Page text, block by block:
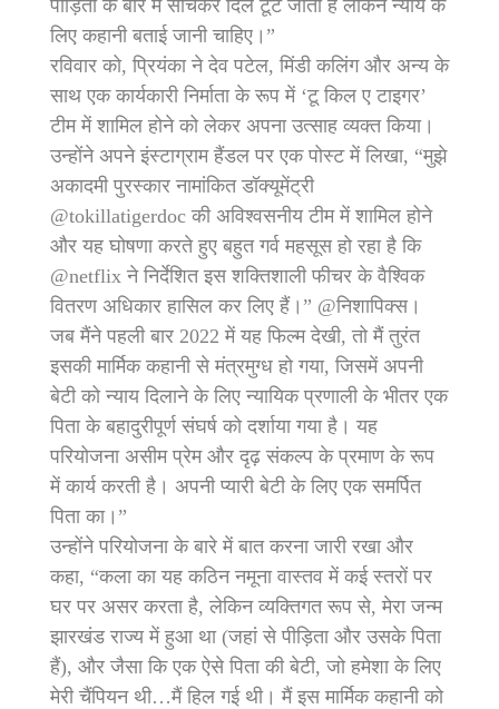
पीड़ितों के बारे में सोचकर दिल टूट जाता है लेकिन न्याय के
लिए कहानी बताई जानी चाहिए।”
रविवार को, प्रियंका ने देव पटेल, मिंडी कलिंग और अन्य के
साथ एक कार्यकारी निर्माता के रूप में ‘टू किल ए टाइगर’
टीम में शामिल होने को लेकर अपना उत्साह व्यक्त किया।
उन्होंने अपने इंस्टाग्राम हैंडल पर एक पोस्ट में लिखा, “मुझे
अकादमी पुरस्कार नामांकित डॉक्यूमेंट्री
@tokillatigerdoc की अविश्वसनीय टीम में शामिल होने
और यह घोषणा करते हुए बहुत गर्व महसूस हो रहा है कि
@netflix ने निर्देशित इस शक्तिशाली फीचर के वैश्विक
वितरण अधिकार हासिल कर लिए हैं।” @निशापिक्स।
जब मैंने पहली बार 2022 में यह फिल्म देखी, तो मैं तुरंत
इसकी मार्मिक कहानी से मंत्रमुग्ध हो गया, जिसमें अपनी
बेटी को न्याय दिलाने के लिए न्यायिक प्रणाली के भीतर एक
पिता के बहादुरीपूर्ण संघर्ष को दर्शाया गया है। यह
परियोजना असीम प्रेम और दृढ़ संकल्प के प्रमाण के रूप
में कार्य करती है। अपनी प्यारी बेटी के लिए एक समर्पित
पिता का।”
उन्होंने परियोजना के बारे में बात करना जारी रखा और
कहा, “कला का यह कठिन नमूना वास्तव में कई स्तरों पर
घर पर असर करता है, लेकिन व्यक्तिगत रूप से, मेरा जन्म
झारखंड राज्य में हुआ था (जहां से पीड़िता और उसके पिता
हैं), और जैसा कि एक ऐसे पिता की बेटी, जो हमेशा के लिए
मेरी चैंपियन थी…मैं हिल गई थी। मैं इस मार्मिक कहानी को